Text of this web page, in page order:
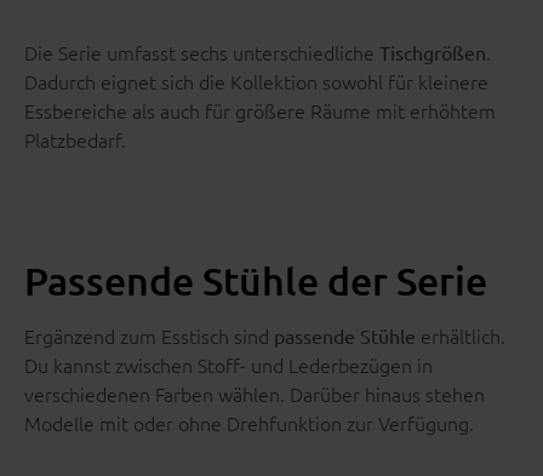
Die Serie umfasst sechs unterschiedliche Tischgrößen.
Dadurch eignet sich die Kollektion sowohl für kleinere
Essbereiche als auch für größere Räume mit erhöhtem
Platzbedarf.
Passende Stühle der Serie
Ergänzend zum Esstisch sind passende Stühle erhältlich.
Du kannst zwischen Stoff- und Lederbezügen in
verschiedenen Farben wählen. Darüber hinaus stehen
Modelle mit oder ohne Drehfunktion zur Verfügung.